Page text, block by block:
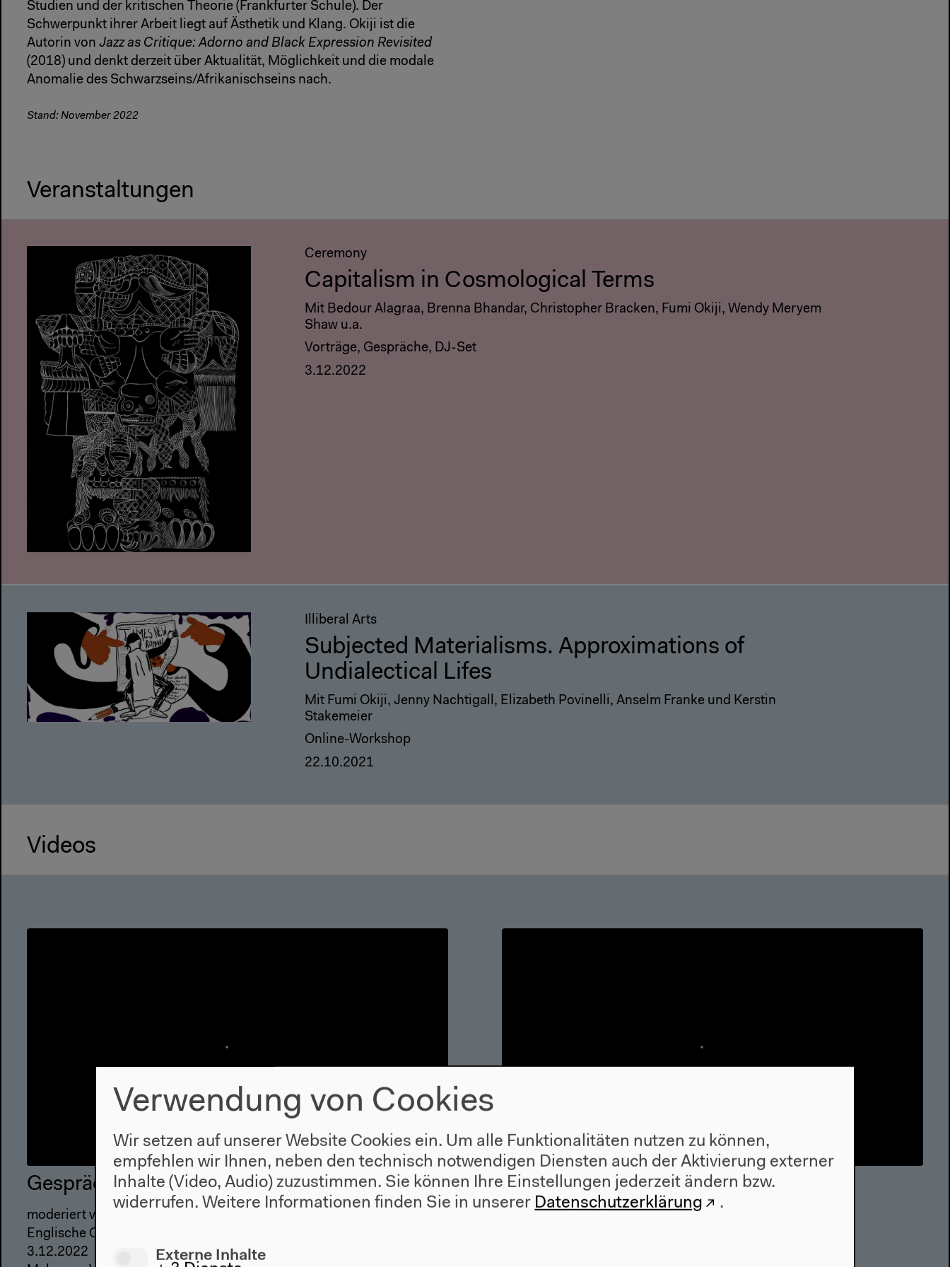
Studien und der kritischen Theorie (Frankfurter Schule). Der
Schwerpunkt ihrer Arbeit liegt auf Ästhetik und Klang. Okiji ist die
Autorin von Jazz as Critique: Adorno and Black Expression Revisited
(2018) und denkt derzeit über Aktualität, Möglichkeit und die modale
Anomalie des Schwarzseins/Afrikanischseins nach.
Stand: November 2022
Veranstaltungen
Ceremony
Capitalism in Cosmological Terms
Mit Bedour Alagraa, Brenna Bhandar, Christopher Bracken, Fumi Okiji, Wendy Meryem
Shaw u.a.
Vorträge, Gespräche, DJ-Set
3.12.2022
Illiberal Arts
Subjected Materialisms. Approximations of
Undialectical Lifes
Mit Fumi Okiji, Jenny Nachtigall, Elizabeth Povinelli, Anselm Franke und Kerstin
Stakemeier
Online-Workshop
22.10.2021
Videos
Gespräch mit Fumi Okiji und Elif Sarican
moderiert von Anselm Franke
Englische Originalversion
3.12.2022
Fumi Okiji: (Failing) to be Disturbed by
Contradiction
Verwendung von Cookies
Wir setzen auf unserer Website Cookies ein. Um alle Funktionalitäten nutzen zu können,
empfehlen wir Ihnen, neben den technisch notwendigen Diensten auch der Aktivierung externer
Inhalte (Video, Audio) zuzustimmen. Sie können Ihre Einstellungen jederzeit ändern bzw.
widerrufen. Weitere Informationen finden Sie in unserer Datenschutzerklärung .
Externe Inhalte